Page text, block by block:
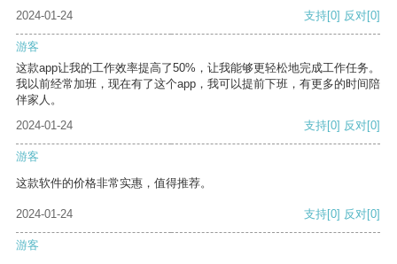
2024-01-24
支持[0] 反对[0]
游客
这款app让我的工作效率提高了50%，让我能够更轻松地完成工作任务。
我以前经常加班，现在有了这个app，我可以提前下班，有更多的时间陪
伴家人。
2024-01-24
支持[0] 反对[0]
游客
这款软件的价格非常实惠，值得推荐。
2024-01-24 支持[0] 反对[0]
游客